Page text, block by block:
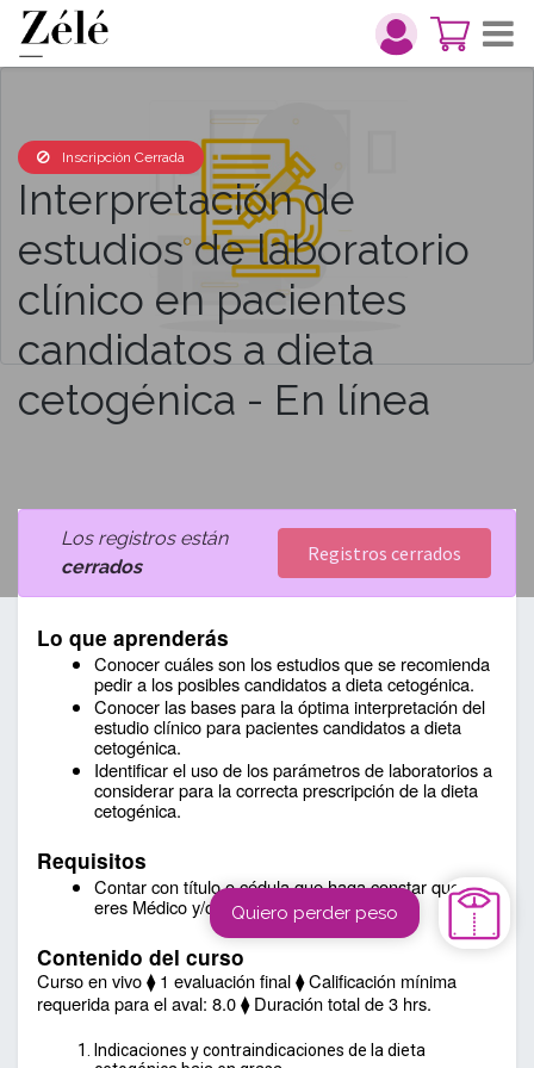
Inscripción Cerrada
Interpretación de
estudios de laboratorio
clínico en pacientes
candidatos a dieta
cetogénica - En línea
Los registros están
cerrados
Registros cerrados
Lo que aprenderás
Conocer cuáles son los estudios que se recomienda
pedir a los posibles candidatos a dieta cetogénica.
Conocer las bases para la óptima interpretación del
estudio clínico para pacientes candidatos a dieta
cetogénica.
Identificar el uso de los parámetros de laboratorios a
considerar para la correcta prescripción de la dieta
cetogénica.
Requisitos
Contar con título o cédula que haga constar que
eres Médico y/o Nutriólogo.
Contenido del curso
Curso en vivo ⧫ 1 evaluación final ⧫ Calificación mínima
requerida para el aval: 8.0 ⧫ Duración total de 3 hrs.
Indicaciones y contraindicaciones de la dieta
Quiero perder peso